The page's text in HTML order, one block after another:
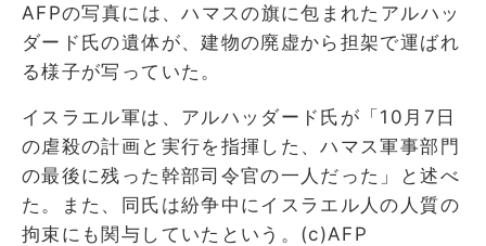
AFPの写真には、ハマスの旗に包まれたアルハッ
ダード氏の遺体が、建物の廃虚から担架で運ばれ
る様子が写っていた。
イスラエル軍は、アルハッダード氏が「10月7日
の虐殺の計画と実行を指揮した、ハマス軍事部門
の最後に残った幹部司令官の一人だった」と述べ
た。また、同氏は紛争中にイスラエル人の人質の
拘束にも関与していたという。(c)AFP